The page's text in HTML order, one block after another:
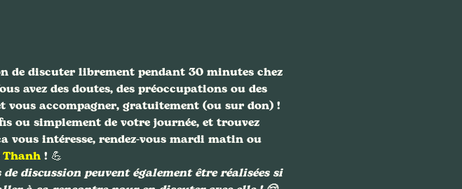
de discuter librement pendant 30 minutes chez
avez des doutes, des préoccupations ou des
vous accompagner, gratuitement (ou sur don) !
ou simplement de votre journée, et trouvez
vous intéresse, rendez-vous mardi matin ou
Thanh ! 💪
discussion peuvent également être réalisées si